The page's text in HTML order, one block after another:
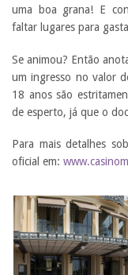
uma boa grana! E
faltar lugares para
Se animou? Então
um ingresso no valor
18 anos são
de esperto, já que o
Para mais detalhes
oficial em: